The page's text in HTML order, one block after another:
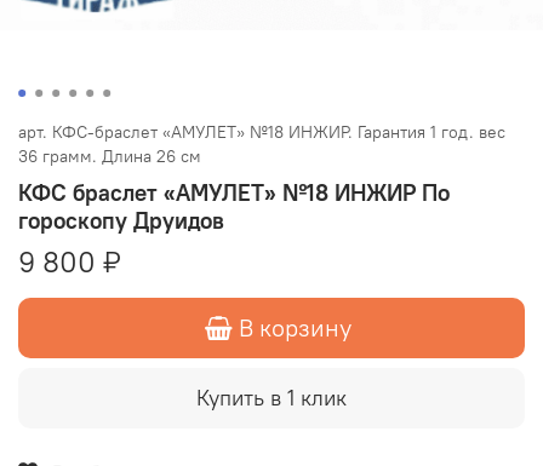
арт. КФС-браслет «АМУЛЕТ» №18 ИНЖИР. Гарантия 1 год. вес
36 грамм. Длина 26 см
КФС браслет «АМУЛЕТ» №18 ИНЖИР По
гороскопу Друидов
9 800 ₽
В корзину
Купить в 1 клик